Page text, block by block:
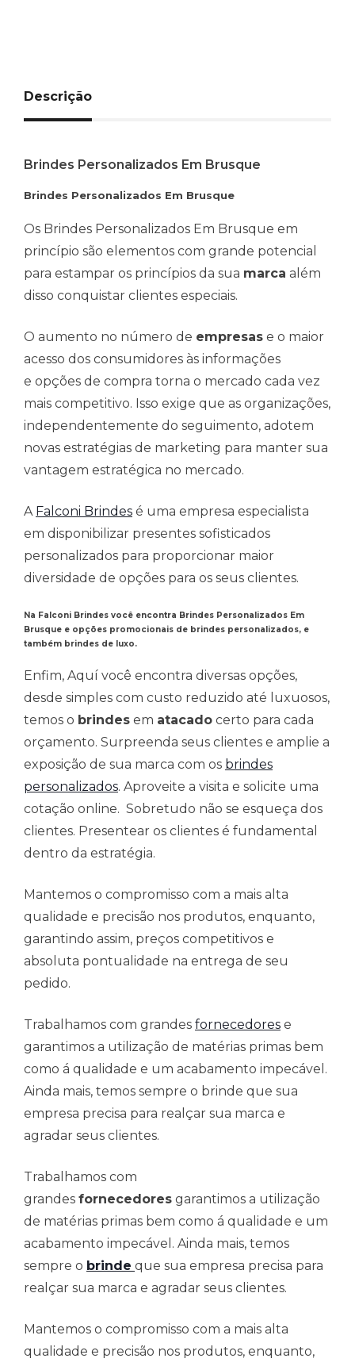
Descrição
Brindes Personalizados Em Brusque
Brindes Personalizados Em Brusque
Os Brindes Personalizados Em Brusque em
princípio são elementos com grande potencial
para estampar os princípios da sua marca além
disso conquistar clientes especiais.
O aumento no número de empresas e o maior
acesso dos consumidores às informações
e opções de compra torna o mercado cada vez
mais competitivo. Isso exige que as organizações,
independentemente do seguimento, adotem
novas estratégias de marketing para manter sua
vantagem estratégica no mercado.
A Falconi Brindes é uma empresa especialista
em disponibilizar presentes sofisticados
personalizados para proporcionar maior
diversidade de opções para os seus clientes.
Na Falconi Brindes você encontra Brindes Personalizados Em
Brusque e opções promocionais de brindes personalizados, e
também brindes de luxo.
Enfim, Aquí você encontra diversas opções,
desde simples com custo reduzido até luxuosos,
temos o brindes em atacado certo para cada
orçamento. Surpreenda seus clientes e amplie a
exposição de sua marca com os brindes
personalizados. Aproveite a visita e solicite uma
cotação online. Sobretudo não se esqueça dos
clientes. Presentear os clientes é fundamental
dentro da estratégia.
Mantemos o compromisso com a mais alta
qualidade e precisão nos produtos, enquanto,
garantindo assim, preços competitivos e
absoluta pontualidade na entrega de seu
pedido.
Trabalhamos com grandes fornecedores e
garantimos a utilização de matérias primas bem
como á qualidade e um acabamento impecável.
Ainda mais, temos sempre o brinde que sua
empresa precisa para realçar sua marca e
agradar seus clientes.
Trabalhamos com
grandes fornecedores garantimos a utilização
de matérias primas bem como á qualidade e um
acabamento impecável. Ainda mais, temos
sempre o brinde que sua empresa precisa para
realçar sua marca e agradar seus clientes.
Mantemos o compromisso com a mais alta
qualidade e precisão nos produtos, enquanto,